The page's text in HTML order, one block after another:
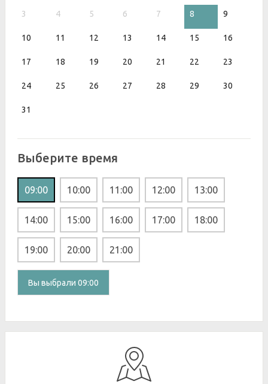
3 4 5 6 7 8 9
10 11 12 13 14 15 16
17 18 19 20 21 22 23
24 25 26 27 28 29 30
31
Выберите время
09:00 10:00 11:00 12:00 13:00
14:00 15:00 16:00 17:00 18:00
19:00 20:00 21:00
Вы выбрали 09:00